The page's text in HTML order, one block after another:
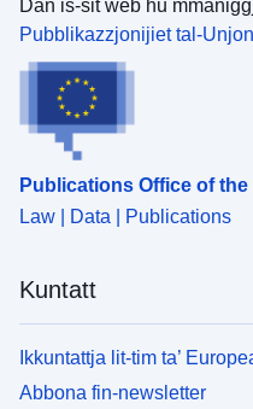
uriRef:
Tip:
Dan is-sit web hu
Pubblikazzjonijiet tal-
Publications Office of
Law | Data | Publications
Kuntatt
Ikkuntattja lit-tim ta’
Abbona fin-newsletter